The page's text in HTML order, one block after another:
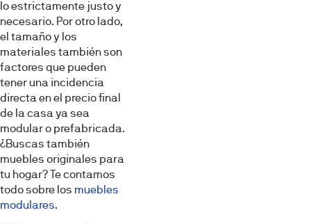
lo estrictamente justo y
necesario. Por otro lado,
el tamaño y los
materiales también son
factores que pueden
tener una incidencia
directa en el precio final
de la casa ya sea
modular o prefabricada.
¿Buscas también
muebles originales para
tu hogar? Te contamos
todo sobre los muebles
modulares.